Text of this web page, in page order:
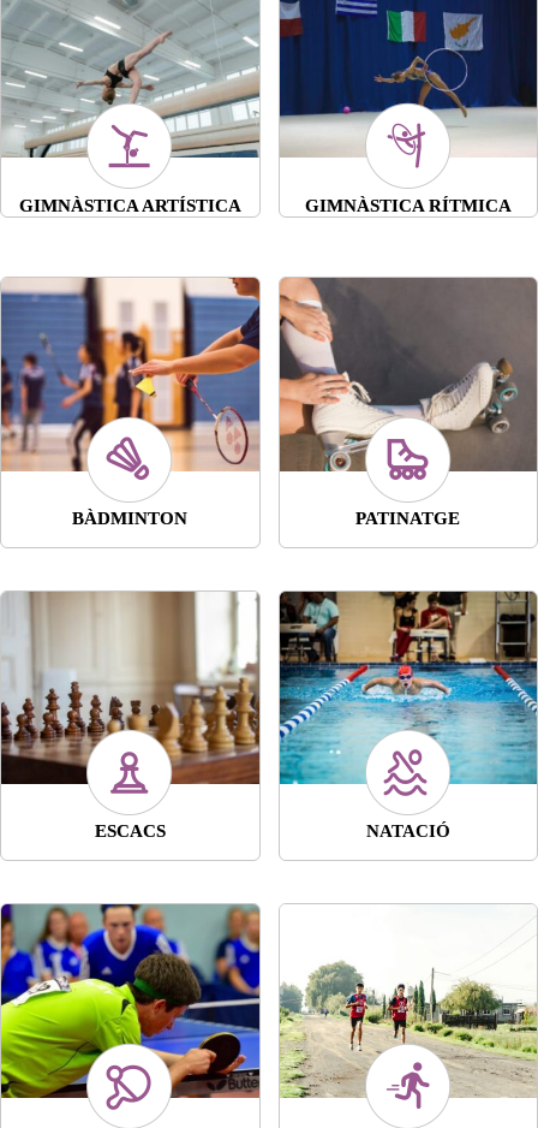
GIMNÀSTICA ARTÍSTICA GIMNÀSTICA RÍTMICA
BÀDMINTON PATINATGE
ESCACS NATACIÓ